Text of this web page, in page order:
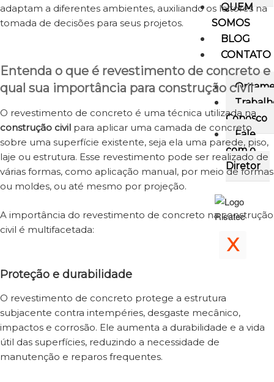
QUEM
SOMOS
BLOG
CONTATO
Conosco
Fale
com o
Diretor
X
adaptam a diferentes ambientes, auxiliando os leitores na
tomada de decisões para seus projetos.
Entenda o que é revestimento de concreto e
qual sua importância para construção civil
O revestimento de concreto é uma técnica utilizada na
construção civil para aplicar uma camada de concreto
sobre uma superfície existente, seja ela uma parede, piso,
laje ou estrutura. Esse revestimento pode ser realizado de
várias formas, como aplicação manual, por meio de formas
ou moldes, ou até mesmo por projeção.
A importância do revestimento de concreto na construção
civil é multifacetada:
Proteção e durabilidade
O revestimento de concreto protege a estrutura
subjacente contra intempéries, desgaste mecânico,
impactos e corrosão. Ele aumenta a durabilidade e a vida
útil das superfícies, reduzindo a necessidade de
manutenção e reparos frequentes.